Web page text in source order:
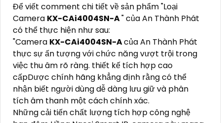
Để viết comment chi tiết về sản phẩm "Loại
Camera KX-CAi4004SN-A" của An Thành Phát
có thể thực hiện như sau:
"Camera KX-CAi4004SN-Acủa An Thành Phát
thực sự ấn tượng với chức năng vượt trội trong
việc thu âm rõ ràng. thiết kế tích hợp cao
cấpDược chính hãng khẳng định rằng có thể
nhận biết người dùng dễ dàng lưu giữ và phân
tích âm thanh một cách chính xác.
Những cải tiến chất lượng tích hợp công nghệ